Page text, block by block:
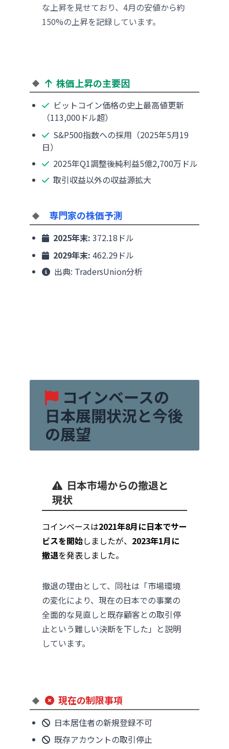
な上昇を見せており、4月の安値から約
150%の上昇を記録しています。
株価上昇の主要因
ビットコイン価格の史上最高値更新
（113,000ドル超）
S&P500指数への採用（2025年5月19
日）
2025年Q1調整後純利益5億2,700万ドル
取引収益以外の収益源拡大
専門家の株価予測
2025年末: 372.18ドル
2029年末: 462.29ドル
出典: TradersUnion分析
コインベースの
日本展開状況と今後
の展望
日本市場からの撤退と
現状
コインベースは2021年8月に日本でサー
ビスを開始しましたが、 2023年1月に
撤退を発表しました。
撤退の理由として、同社は「市場環境
の変化により、現在の日本での事業の
全面的な見直しと既存顧客との取引停
止という難しい決断を下した」と説明
しています。
現在の制限事項
日本居住者の新規登録不可
既存アカウントの取引停止